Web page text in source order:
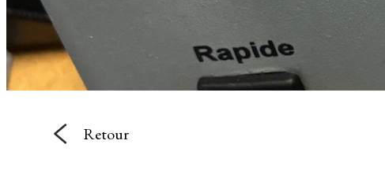
Retour